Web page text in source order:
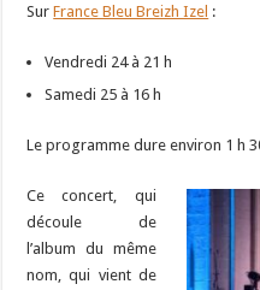
SurFrance Bleu Breizh Izel :
Vendredi 24 à 21 h
Samedi 25 à 16 h
Le programme dure environ 1 h
Ce concert, qui
découle de
l’album du même
nom, qui vient de